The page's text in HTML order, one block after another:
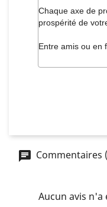
Chaque axe de
prospérité de
Entre amis ou en
Commentaires
Aucun avis